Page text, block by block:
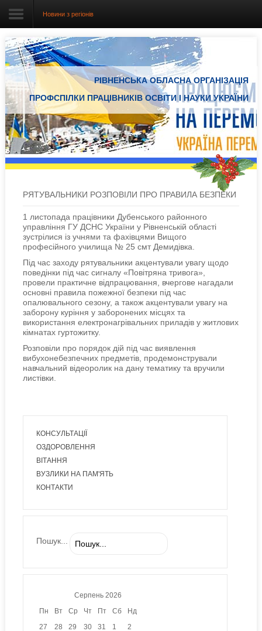
Головна
Про організацію
Документація
Електронний вісник
Новини Профспілки
Новини з регіонів
РІВНЕНСЬКА ОБЛАСНА ОРГАНІЗАЦІЯ
ПРОФСПІЛКИ ПРАЦІВНИКІВ ОСВІТИ І НАУКИ УКРАЇНИ
РЯТУВАЛЬНИКИ РОЗПОВІЛИ ПРО ПРАВИЛА БЕЗПЕКИ
1 листопада працівники Дубенського районного
управління ГУ ДСНС України у Рівненській області
зустрілися із учнями та фахівцями Вищого
професійного училища № 25 смт Демидівка.
Під час заходу рятувальники акцентували увагу щодо
поведінки під час сигналу «Повітряна тривога»,
провели практичне відпрацювання, вчергове нагадали
основні правила пожежної безпеки під час
опалювального сезону, а також акцентували увагу на
заборону куріння у заборонених місцях та
використання електронагрівальних приладів у житлових
кімнатах гуртожитку.
Розповіли про порядок дій під час виявлення
вибухонебезпечних предметів, продемонстрували
навчальний відеоролик на дану тематику та вручили
листівки.
КОНСУЛЬТАЦІЇ
ОЗДОРОВЛЕННЯ
ВІТАННЯ
ВУЗЛИКИ НА ПАМ'ЯТЬ
КОНТАКТИ
Пошук...
Серпень 2026
Пн Вт Ср Чт Пт Сб Нд
27 28 29 30 31 1 2